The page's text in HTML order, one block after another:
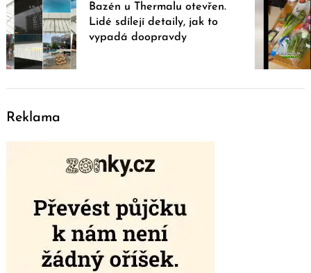
Bazén u Thermalu otevřen.
Lidé sdílejí detaily, jak to
vypadá doopravdy
Reklama